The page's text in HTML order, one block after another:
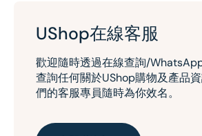
UShop在線客服
歡迎隨時透過在線查詢/
查詢任何關於UShop購物及產品
們的客服專員隨時為你效名。